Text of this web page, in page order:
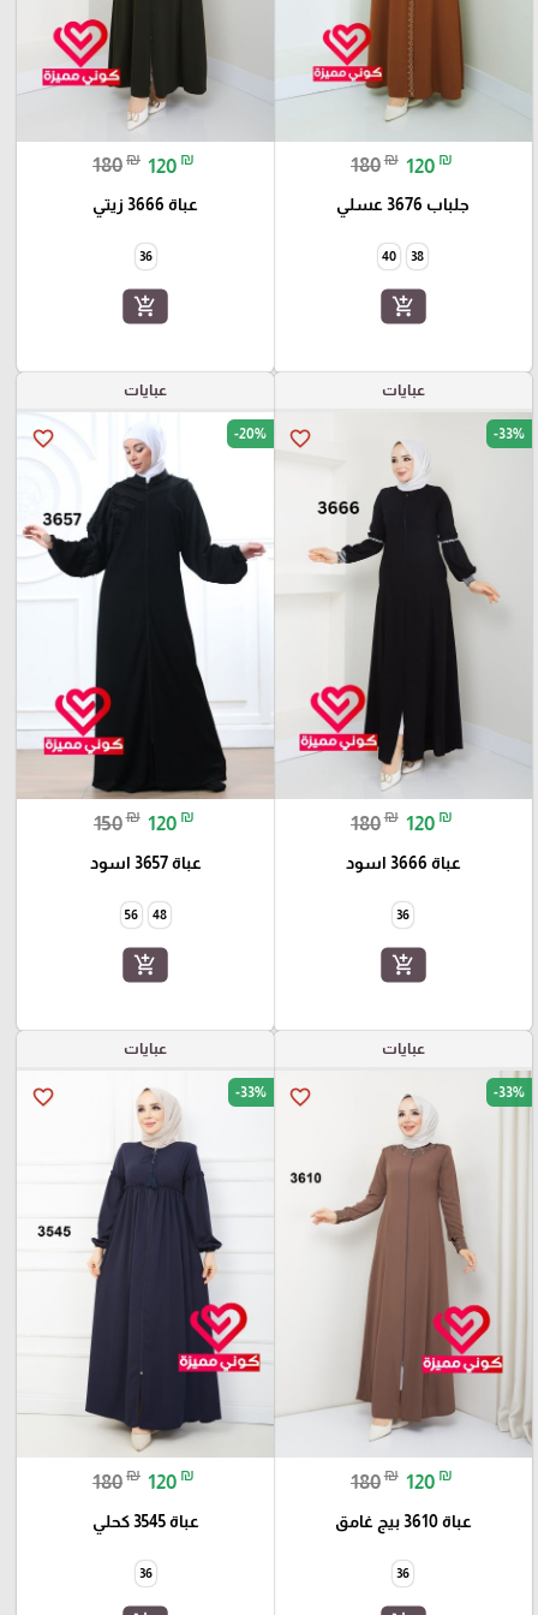
180₪ 120 ₪
جلباب 3676 عسلي
38
40
add_shopping_cart
180₪ 120 ₪
عباة 3666 زيتي
36
add_shopping_cart
عبايات
favorite_border -33%
180₪ 120 ₪
عباة 3666 اسود
36
add_shopping_cart
عبايات
favorite_border -20%
150₪ 120 ₪
عباة 3657 اسود
48
56
add_shopping_cart
عبايات
favorite_border -33%
180₪ 120 ₪
عباة 3610 بيج غامق
36
عبايات
favorite_border -33%
180₪ 120 ₪
عباة 3545 كحلي
36